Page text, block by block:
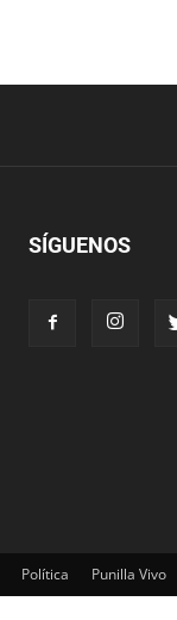
SÍGUENOS
Política Punilla Vivo